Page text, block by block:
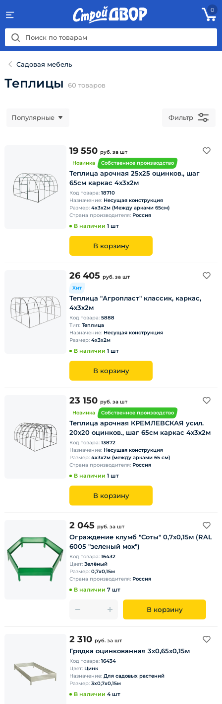
0
Садовая мебель
Теплицы 60 товаров
Популярные Фильтр
19 550 руб. за шт
Новинка
Собственное производство
Теплица арочная 25х25 оцинков., шаг
65см каркас 4х3х2м
Код товара: 18710
Назначение: Несущая конструкция
Размер: 4х3х2м (Между арками 65см)
Страна производителя: Россия
В наличии 1 шт
В корзину
26 405 руб. за шт
Хит
Теплица "Агропласт" классик, каркас,
4х3х2м
Код товара: 5888
Тип: Теплица
Назначение: Несущая конструкция
Размер: 4х3х2м
В наличии 1 шт
В корзину
23 150 руб. за шт
Новинка
Собственное производство
Теплица арочная КРЕМЛЕВСКАЯ усил.
20х20 оцинков., шаг 65см каркас 4х3х2м
Код товара: 13872
Назначение: Несущая конструкция
Размер: 4х3х2м (между арками 65 см)
Страна производителя: Россия
В наличии 1 шт
В корзину
2 045 руб. за шт
Ограждение клумб "Соты" 0,7х0,15м (RAL
6005 "зеленый мох")
Код товара: 16432
Цвет: Зелёный
Размер: 0,7х0,15м
Страна производителя: Россия
В наличии 7 шт
В корзину
2 310 руб. за шт
Грядка оцинкованная 3х0,65х0,15м
Код товара: 16434
Цвет: Цинк
Назначение: Для садовых растений
Размер: 3х0,7х0,15м
В наличии 4 шт